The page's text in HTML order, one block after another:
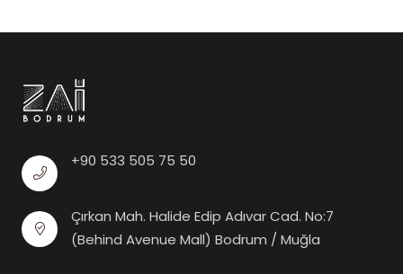
+90 533 505 75 50
Çırkan Mah. Halide Edip Adıvar Cad. No:7
(Behind Avenue Mall) Bodrum / Muğla